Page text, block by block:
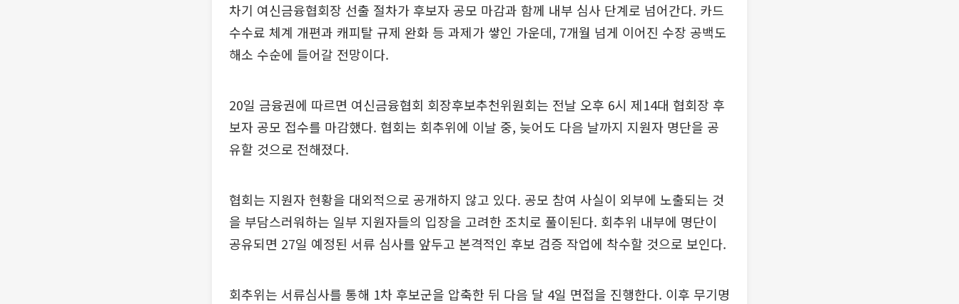
차기 여신금융협회장 선출 절차가 후보자 공모 마감과 함께 내부 심사 단계로 넘어간다. 카드
수수료 체계 개편과 캐피탈 규제 완화 등 과제가 쌓인 가운데, 7개월 넘게 이어진 수장 공백도
해소 수순에 들어갈 전망이다.
20일 금융권에 따르면 여신금융협회 회장후보추천위원회는 전날 오후 6시 제14대 협회장 후
보자 공모 접수를 마감했다. 협회는 회추위에 이날 중, 늦어도 다음 날까지 지원자 명단을 공
유할 것으로 전해졌다.
협회는 지원자 현황을 대외적으로 공개하지 않고 있다. 공모 참여 사실이 외부에 노출되는 것
을 부담스러워하는 일부 지원자들의 입장을 고려한 조치로 풀이된다. 회추위 내부에 명단이
공유되면 27일 예정된 서류 심사를 앞두고 본격적인 후보 검증 작업에 착수할 것으로 보인다.
회추위는 서류심사를 통해 1차 후보군을 압축한 뒤 다음 달 4일 면접을 진행한다. 이후 무기명